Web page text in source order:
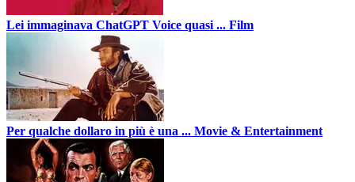
Lei immaginava ChatGPT Voice quasi ... Film
Per qualche dollaro in più è una ... Movie & Entertainment